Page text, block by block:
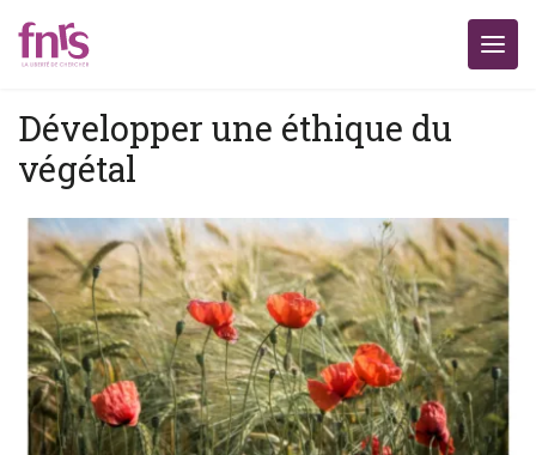
Développer une éthique du
végétal